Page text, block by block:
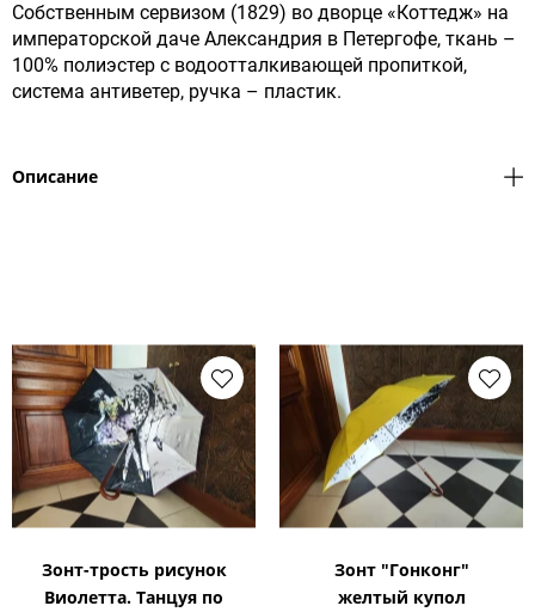
Собственным сервизом (1829) во дворце «Коттедж» на
императорской даче Александрия в Петергофе, ткань –
100% полиэстер с водоотталкивающей пропиткой,
система антиветер, ручка – пластик.
Описание
Зонт-трость рисунок
Виолетта. Танцуя по
Зонт "Гонконг"
желтый купол